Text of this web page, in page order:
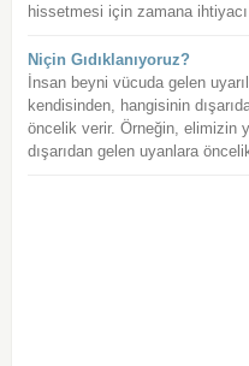
hissetmesi için zamana ihtiyacı
Niçin Gıdıklanıyoruz?
İnsan beyni vücuda gelen
kendisinden, hangisinin
öncelik verir. Örneğin, elimizin
dışarıdan gelen uyanlara